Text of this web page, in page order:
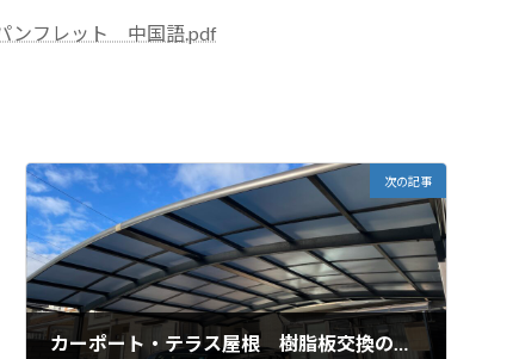
ンフレット 中国語.pdf
次の記事
カーポート・テラス屋根 樹脂板交換のお勧め